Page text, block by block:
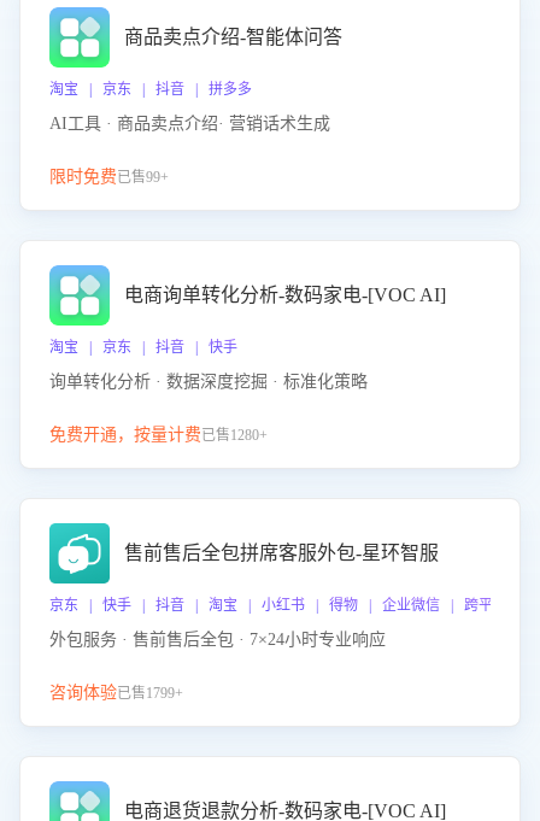
商品卖点介绍-智能体问答
淘宝 | 京东 | 抖音 | 拼多多
AI工具 · 商品卖点介绍· 营销话术生成
限时免费已售99+
电商询单转化分析-数码家电-[VOC AI]
淘宝 | 京东 | 抖音 | 快手
询单转化分析 · 数据深度挖掘 · 标准化策略
免费开通，按量计费已售1280+
售前售后全包拼席客服外包-星环智服
京东 | 快手 | 抖音 | 淘宝 | 小红书 | 得物 | 企业微信 | 跨平台
外包服务 · 售前售后全包 · 7×24小时专业响应
咨询体验已售1799+
电商退货退款分析-数码家电-[VOC AI]